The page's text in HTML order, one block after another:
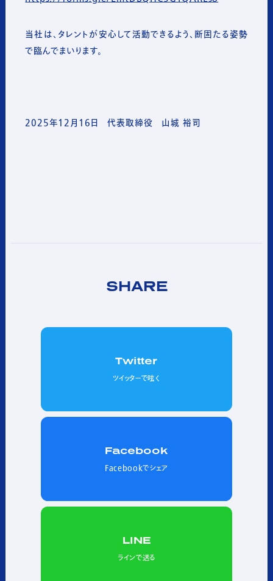
当社は、タレントが安心して活動できるよう、断固たる姿勢
で臨んでまいります。
2025年12月16日 代表取締役 山城 裕司
SHARE
Twitter
ツイッターで呟く
Facebook
Facebookでシェア
LINE
ラインで送る